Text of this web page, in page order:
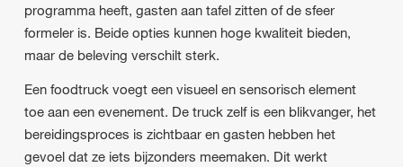
programma heeft, gasten aan tafel zitten of de sfeer
formeler is. Beide opties kunnen hoge kwaliteit bieden,
maar de beleving verschilt sterk.
Een foodtruck voegt een visueel en sensorisch element
toe aan een evenement. De truck zelf is een blikvanger, het
bereidingsproces is zichtbaar en gasten hebben het
gevoel dat ze iets bijzonders meemaken. Dit werkt